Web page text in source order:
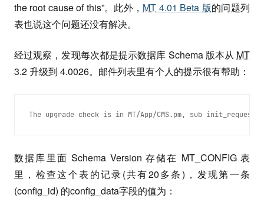
the root cause of this”。此外， MT 4.01 Beta 版的问题列
表也说这个问题还没有解决。
经过观察，发现每次都是提示数据库 Schema 版本从 MT
3.2 升级到 4.0026。邮件列表里有个人的提示很有帮助：
The upgrade check is in MT/App/CMS.pm, sub
数据库里面 Schema Version 存储在 MT_CONFIG 表
里，检查这个表的记录(共有20多条)，发现第一条
(config_id) 的config_data字段的值为：